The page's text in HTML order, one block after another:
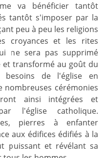
va bénéficier tantôt
tantôt s'imposer par la
peu à peu les religions
croyances et les rites
ne sera pas supprimé
et transformé au goût du
de l'église en
nombreuses cérémonies
ainsi intégrées et
l'église catholique.
pierres à enfanter
aux édifices édifiés à la
puissant et révélant sa